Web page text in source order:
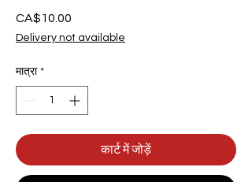
CA$10.00
Delivery not available
मात्रा *
कार्ट में जोड़ें